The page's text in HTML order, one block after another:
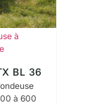
à
BL 36
à 600